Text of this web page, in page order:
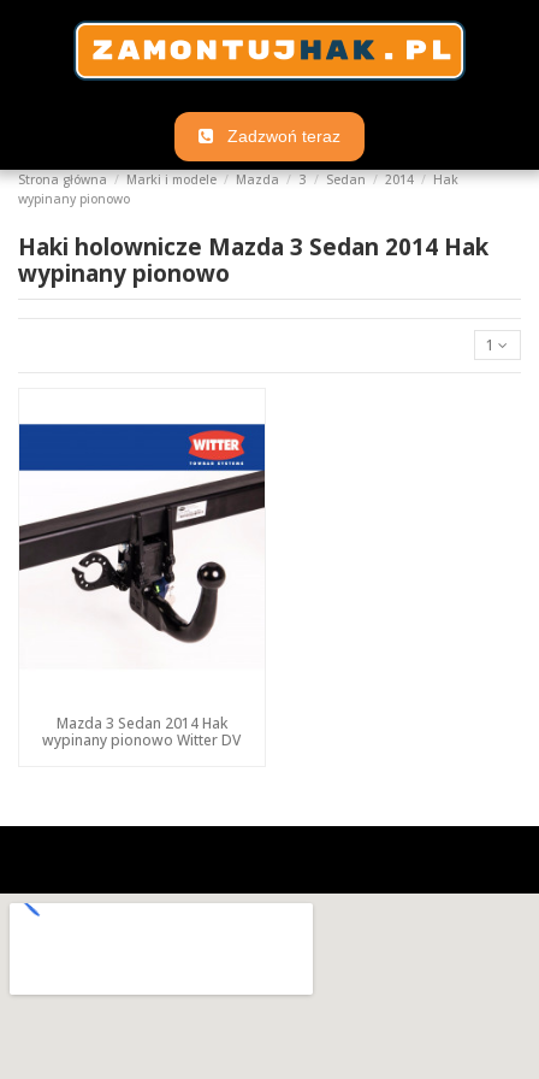
Zadzwoń teraz
Strona główna Marki i modele Mazda 3 Sedan 2014
Hak
wypinany pionowo
Haki holownicze Mazda 3 Sedan 2014 Hak
wypinany pionowo
1
Mazda 3 Sedan 2014 Hak
wypinany pionowo Witter DV